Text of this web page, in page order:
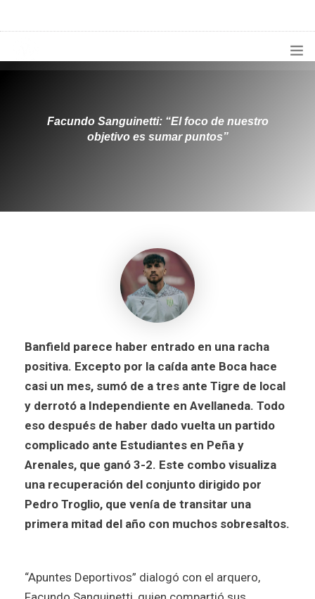
¿QUIÉNES SOMOS?
Facundo Sanguinetti: “El foco de nuestro
objetivo es sumar puntos”
Banfield parece haber entrado en una racha
positiva. Excepto por la caída ante Boca hace
casi un mes, sumó de a tres ante Tigre de local
y derrotó a Independiente en Avellaneda. Todo
eso después de haber dado vuelta un partido
complicado ante Estudiantes en Peña y
Arenales, que ganó 3-2. Este combo visualiza
una recuperación del conjunto dirigido por
Pedro Troglio, que venía de transitar una
primera mitad del año con muchos sobresaltos.
“Apuntes Deportivos” dialogó con el arquero,